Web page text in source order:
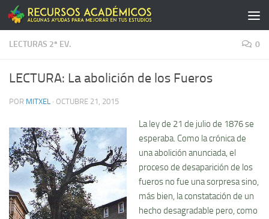
Saltar al contenido
LECTURAS 2ª EV. 0
LECTURA: La abolición de los Fueros
POR MITXEL · OCTUBRE 21, 2015
La ley de 21 de julio de 1876 se
esperaba. Como la crónica de
una abolición anunciada, el
proceso de desaparición de los
fueros no fue una sorpresa sino,
más bien, la constatación de un
hecho desagradable pero, como